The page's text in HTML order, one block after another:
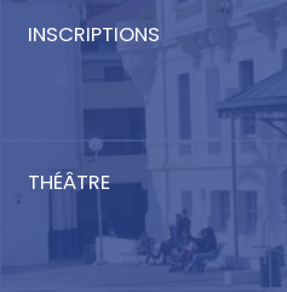
INSCRIPTIONS
THÉÂTRE